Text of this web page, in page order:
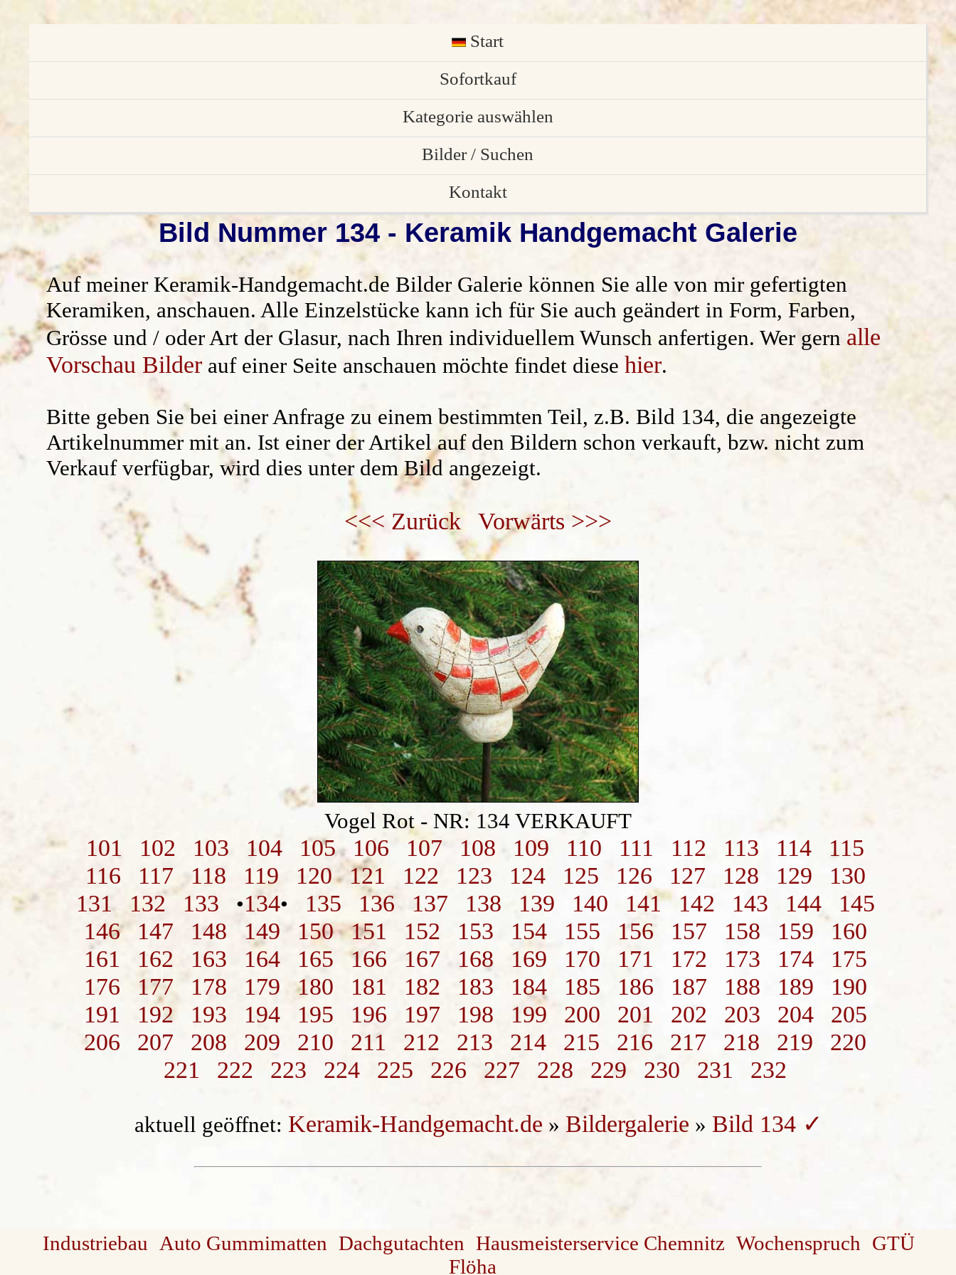
Start
English
Sofortkauf
Kategorie auswählen
Osterschmuck
individuelle Stücke
Gartendekoration
Keramik Türschilder
Kräuterschilder
Namensgeschenke
Kantenhocker
Uhren /Wandschmuck
Bilder / Suchen
Bilder von Kunden
Bilder Galerie
Suchen
Kontakt
Anfrage/ Bestellung
Datenschutz
Widerruf/ AGB
Bild Nummer 134 - Keramik Handgemacht Galerie
Auf meiner Keramik-Handgemacht.de Bilder Galerie können Sie alle von mir gefertigten
Keramiken, anschauen. Alle Einzelstücke kann ich für Sie auch geändert in Form, Farben,
Grösse und / oder Art der Glasur, nach Ihren individuellem Wunsch anfertigen. Wer gern alle
Vorschau Bilderauf einer Seite anschauen möchte findet diese hier.
Bitte geben Sie bei einer Anfrage zu einem bestimmten Teil, z.B. Bild 134, die angezeigte
Artikelnummer mit an. Ist einer der Artikel auf den Bildern schon verkauft, bzw. nicht zum
Verkauf verfügbar, wird dies unter dem Bild angezeigt.
<<< Zurück Vorwärts >>>
Vogel Rot - NR: 134 VERKAUFT
101 102 103 104 105 106 107 108 109 110 111 112 113 114
115
116
117 118 119 120 121 122 123 124 125 126 127 128 129
130
131
132 133 •134• 135 136 137 138 139 140 141 142 143 144
145
146
147 148 149 150 151 152 153 154 155 156 157 158 159
160
161
162 163 164 165 166 167 168 169 170 171 172 173 174
175
176
177 178 179 180 181 182 183 184 185 186 187 188 189
190
191
192 193 194 195 196 197 198 199 200 201 202 203 204
205
206
207 208 209 210 211 212 213 214 215 216 217 218 219
220
221
222 223 224 225 226 227 228 229 230 231 232
aktuell geöffnet: Keramik-Handgemacht.de » Bildergalerie » Bild 134 ✓
Industriebau Auto Gummimatten Dachgutachten Hausmeisterservice Chemnitz Wochenspruch GTÜ
Flöha